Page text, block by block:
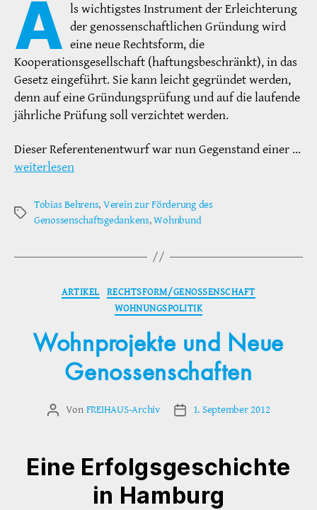
A ls wichtigstes Instrument der Erleichterung
der genossenschaftlichen Gründung wird
eine neue Rechtsform, die
Kooperationsgesellschaft (haftungsbeschränkt), in das
Gesetz eingeführt. Sie kann leicht gegründet werden,
denn auf eine Gründungsprüfung und auf die laufende
jährliche Prüfung soll verzichtet werden.
Dieser Referentenentwurf war nun Gegenstand einer …
weiterlesen
Schlagwörter
Tobias Behrens, Verein zur Förderung des
Genossenschaftsgedankens,Wohnbund
Kategorien
ARTIKEL
RECHTSFORM/GENOSSENSCHAFT
WOHNUNGSPOLITIK
Wohnprojekte und Neue
Genossenschaften
Beitragsautor
Von FREIHAUS-Archiv Veröffentlichungsdatum
1. September 2012
Eine Erfolgsgeschichte
in Hamburg